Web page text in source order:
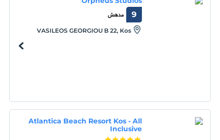
مدهش 9
VASILEOS GEORGIOU B 22, Kos
Atlantica Beach Resort Kos - All
Inclusive